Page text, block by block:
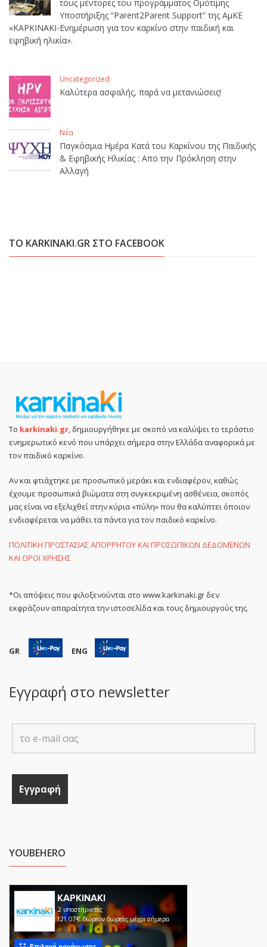
τους μέντορες του προγράμματος Ομότιμης
Υποστήριξης “Parent2Parent Support” της ΑμΚΕ
«ΚΑΡΚΙΝΑΚΙ-Ενημέρωση για τον καρκίνο στην παιδική και
εφηβική ηλικία».
Uncategorized
Καλύτερα ασφαλής, παρά να μετανιώσεις!
Νέα
Παγκόσμια Ημέρα Κατά του Καρκίνου της Παιδικής
& Εφηβικής Ηλικίας : Απο την Πρόκληση στην
Αλλαγή
ΤΟ KARKINAKI.GR ΣΤΟ FACEBOOK
Το karkinaki.gr, δημιουργήθηκε με σκοπό να καλύψει το τεράστιο
ενημερωτικό κενό που υπάρχει σήμερα στην Ελλάδα αναφορικά με
τον παιδικό καρκίνο.
Αν και φτιάχτηκε με προσωπικό μεράκι και ενδιαφέρον, καθώς
έχουμε προσωπικά βιώματα στη συγκεκριμένη ασθένεια, σκοπός
μας είναι να εξελιχθεί στην κύρια «πύλη» που θα καλύπτει όποιον
ενδιαφέρεται να μάθει τα πάντα για τον παιδικό καρκίνο.
ΠΟΛΙΤΙΚΗ ΠΡΟΣΤΑΣΙΑΣ ΑΠΟΡΡΗΤΟΥ ΚΑΙ ΠΡΟΣΩΠΙΚΩΝ ΔΕΔΟΜΕΝΩΝ
ΚΑΙ ΟΡΟΙ ΧΡΗΣΗΣ
*Οι απόψεις που φιλοξενούνται στο www.karkinaki.gr δεν
εκφράζουν απαραίτητα την ιστοσελίδα και τους δημιουργούς της.
GR ENG
Εγγραφή στο newsletter
YOUBEHERO